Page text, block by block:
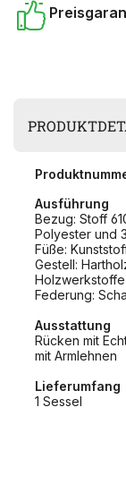
Ausführung
Bezug: Stoff
Polyester und
Füße:
Gestell:
Holzwerkstoffe
Federung:
Ausstattung
Rücken mit
mit Armlehnen
Lieferumfang
1 Sessel